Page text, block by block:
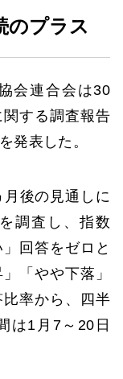
のプラス
会連合会は30
する調査報告
発表した。
後の見通しに
調査し、指数
回答をゼロと
「やや下落」
比率から、四半
は1月7～20日